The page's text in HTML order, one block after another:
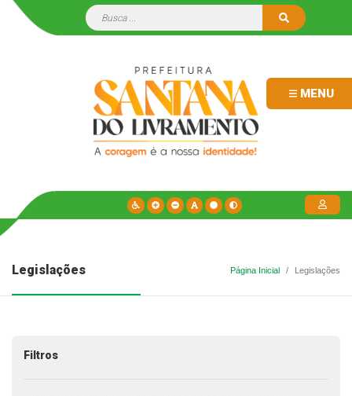
MENU
Legislações Página Inicial Legislações
Filtros